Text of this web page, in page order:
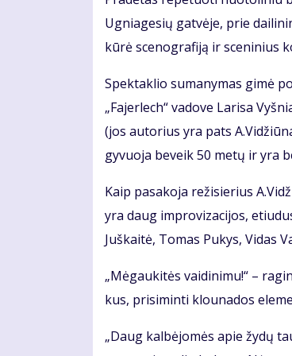
Ug­nia­ge­sių gat­vė­je, prie
kū­rė sce­nog­ra­fi­ją ir sce­ni­nius
Spek­tak­lio su­ma­ny­mas gi­mė
„Fa­jer­lech“ va­do­ve La­ri­sa
(jos au­to­rius yra pats
gy­vuo­ja be­veik 50 me­tų ir yra
Kaip pa­sa­ko­ja re­ži­sie­rius
yra daug im­pro­vi­za­ci­jos,
Juš­kai­tė, To­mas Pu­kys, Vi­das
„Mė­gau­ki­tės vai­di­ni­mu!“ –
kus, pri­si­min­ti klou­na­dos
„Daug kal­bė­jo­mės apie žy­dų